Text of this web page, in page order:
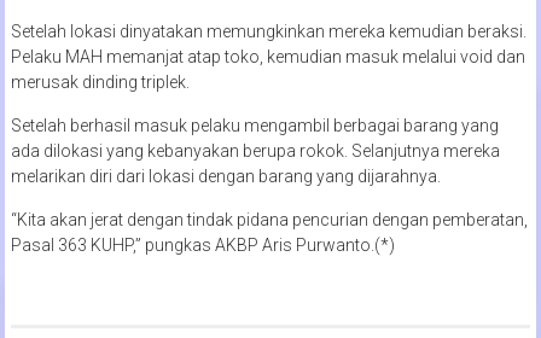
Setelah lokasi dinyatakan memungkinkan mereka kemudian beraksi.
Pelaku MAH memanjat atap toko, kemudian masuk melalui void dan
merusak dinding triplek.
Setelah berhasil masuk pelaku mengambil berbagai barang yang
ada dilokasi yang kebanyakan berupa rokok. Selanjutnya mereka
melarikan diri dari lokasi dengan barang yang dijarahnya.
“Kita akan jerat dengan tindak pidana pencurian dengan pemberatan,
Pasal 363 KUHP,” pungkas AKBP Aris Purwanto.(*)